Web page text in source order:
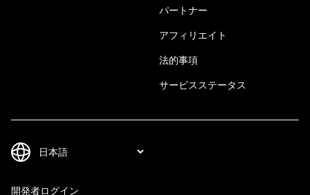
パートナー
アフィリエイト
法的事項
サービスステータス
開発者ログイン